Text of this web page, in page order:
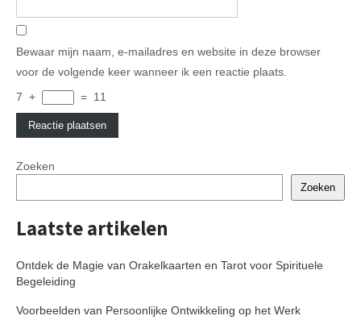
Bewaar mijn naam, e-mailadres en website in deze browser
voor de volgende keer wanneer ik een reactie plaats.
7 + = 11
Zoeken
Zoeken
Laatste artikelen
Ontdek de Magie van Orakelkaarten en Tarot voor Spirituele
Begeleiding
Voorbeelden van Persoonlijke Ontwikkeling op het Werk